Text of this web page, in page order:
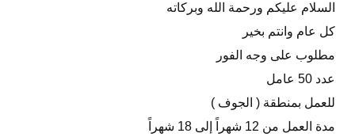
السلام عليكم ورحمة الله وبركاته
كل عام وانتم بخير
مطلوب على وجه الفور
عدد 50 عامل
للعمل بمنطقة ( الجوف )
مدة العمل من 12 شهراً إلى 18 شهراً